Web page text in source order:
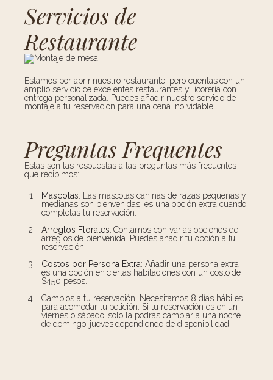
Servicios de
Restaurante
Estamos por abrir nuestro restaurante, pero cuentas con un
amplio servicio de excelentes restaurantes y licorería con
entrega personalizada. Puedes añadir nuestro servicio de
montaje a tu reservación para una cena inolvidable.
Preguntas Frequentes
Estas son las respuestas a las preguntas más frecuentes
que recibimos:
Mascotas: Las mascotas caninas de razas pequeñas y
medianas son bienvenidas, es una opción extra cuando
completas tu reservación.
Arreglos Florales: Contamos con varias opciones de
arreglos de bienvenida. Puedes añadir tu opción a tu
reservación.
Costos por Persona Extra: Añadir una persona extra
es una opción en ciertas habitaciones con un costo de
$450 pesos.
Cambios a tu reservación: Necesitamos 8 días hábiles
para acomodar tu petición. Si tu reservación es en un
viernes o sábado, solo la podrás cambiar a una noche
de domingo-jueves dependiendo de disponibilidad.